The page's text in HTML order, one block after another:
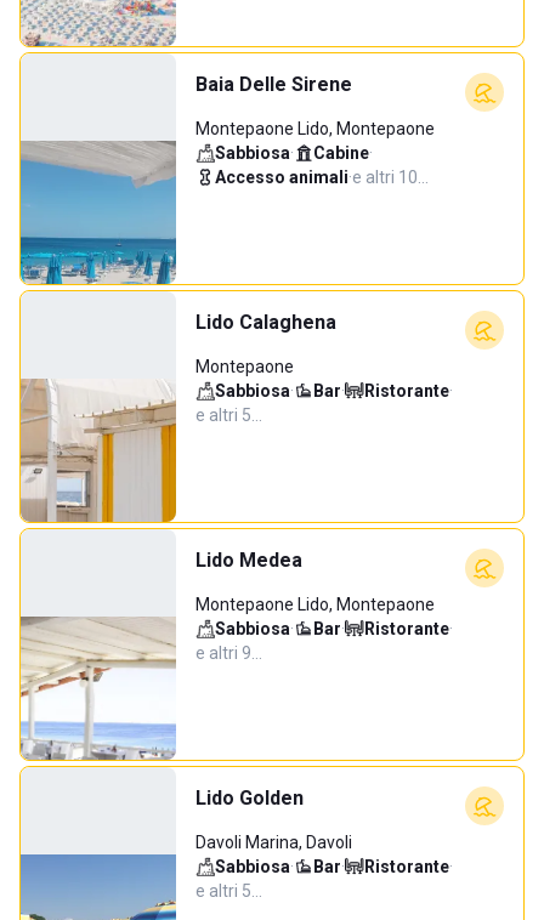
Baia Delle Sirene
Montepaone Lido, Montepaone
Sabbiosa· Cabine·
Accesso animali·e altri 10…
Lido Calaghena
Montepaone
Sabbiosa· Bar· Ristorante·
e altri 5…
Lido Medea
Montepaone Lido, Montepaone
Sabbiosa· Bar· Ristorante·
e altri 9…
Lido Golden
Davoli Marina, Davoli
Sabbiosa· Bar· Ristorante·
e altri 5…